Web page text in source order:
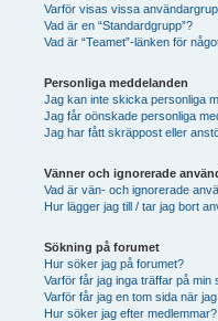
Varför visas vissa
Vad är en “Standardgrupp”?
Vad är “Teamet”-länken för
Personliga meddelanden
Jag kan inte skicka personliga
Jag får oönskade personliga
Jag har fått skräppost eller
Vänner och ignorerade
Vad är vän- och ignorerade
Hur lägger jag till / tar jag bort
Sökning på forumet
Hur söker jag på forumet?
Varför får jag inga träffar på min
Varför får jag en tom sida när
Hur söker jag efter medlemmar?